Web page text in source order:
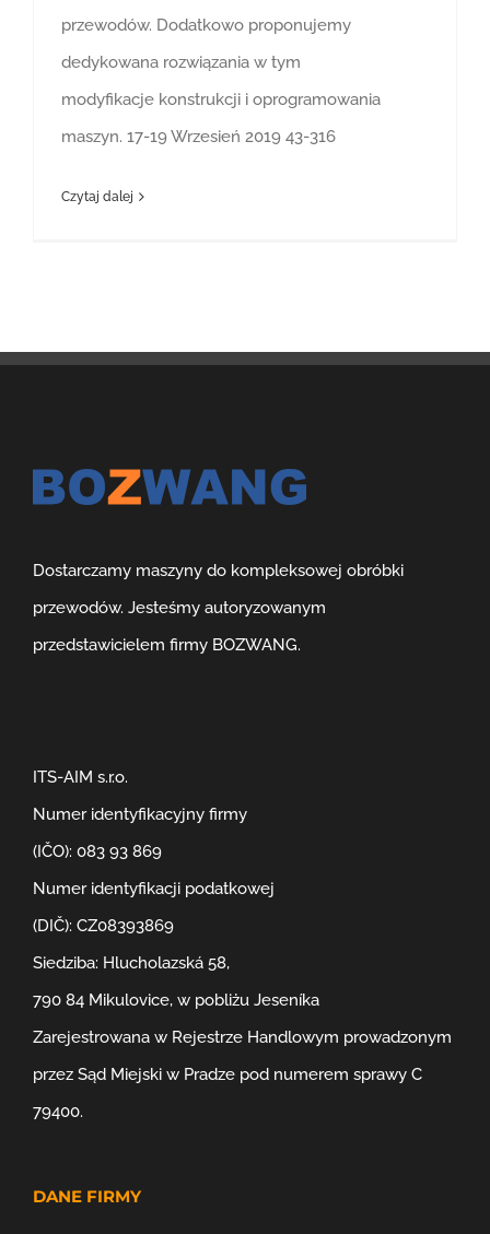
przewodów. Dodatkowo proponujemy
dedykowana rozwiązania w tym
modyfikacje konstrukcji i oprogramowania
maszyn. 17-19 Wrzesień 2019 43-316
Czytaj dalej
Dostarczamy maszyny do kompleksowej obróbki
przewodów. Jesteśmy autoryzowanym
przedstawicielem firmy BOZWANG.
ITS-AIM s.r.o.
Numer identyfikacyjny firmy
(IČO): 083 93 869
Numer identyfikacji podatkowej
(DIČ): CZ08393869
Siedziba: Hlucholazská 58,
790 84 Mikulovice, w pobliżu Jeseníka
Zarejestrowana w Rejestrze Handlowym prowadzonym
przez Sąd Miejski w Pradze pod numerem sprawy C
79400.
DANE FIRMY